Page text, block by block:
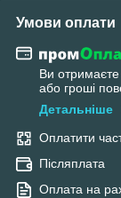
Умови оплати
Ви
або гроші
Детальніше
Оплатити
Післяплата
Оплата на